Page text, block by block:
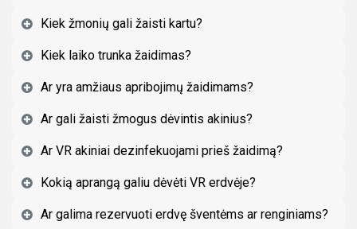
Kiek žmonių gali žaisti kartu?
Kiek laiko trunka žaidimas?
Ar yra amžiaus apribojimų žaidimams?
Ar gali žaisti žmogus dėvintis akinius?
Ar VR akiniai dezinfekuojami prieš žaidimą?
Kokią aprangą galiu dėvėti VR erdvėje?
Ar galima rezervuoti erdvę šventėms ar renginiams?